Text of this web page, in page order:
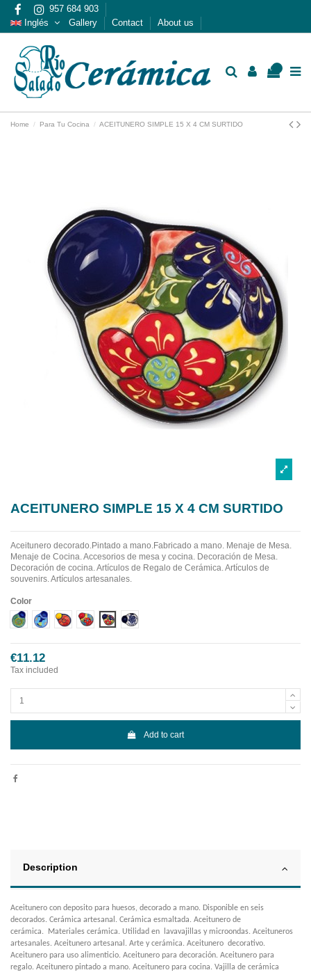
957 684 903
Inglés
Gallery Contact About us
Home Para Tu Cocina ACEITUNERO SIMPLE 15 X 4 CM SURTIDO
ACEITUNERO SIMPLE 15 X 4 CM SURTIDO
Aceitunero decorado.Pintado a mano.Fabricado a mano. Menaje de Mesa.
Menaje de Cocina. Accesorios de mesa y cocina. Decoración de Mesa.
Decoración de cocina. Artículos de Regalo de Cerámica. Artículos de
souvenirs. Artículos artesanales.
Color
Diseño 1Diseño 2Diseño 3Diseño 4Diseño 5Diseño 6
€11.12
Tax included
Add to cart
Description
Aceitunero con deposito para huesos, decorado a mano. Disponible en seis
decorados. Cerámica artesanal. Cerámica esmaltada. Aceitunero de
cerámica. Materiales cerámica. Utilidad en lavavajillas y microondas. Aceituneros
artesanales. Aceitunero artesanal. Arte y cerámica. Aceitunero decorativo.
Aceitunero para uso alimenticio. Aceitunero para decoración. Aceitunero para
regalo. Aceitunero pintado a mano. Aceitunero para cocina. Vajilla de cerámica